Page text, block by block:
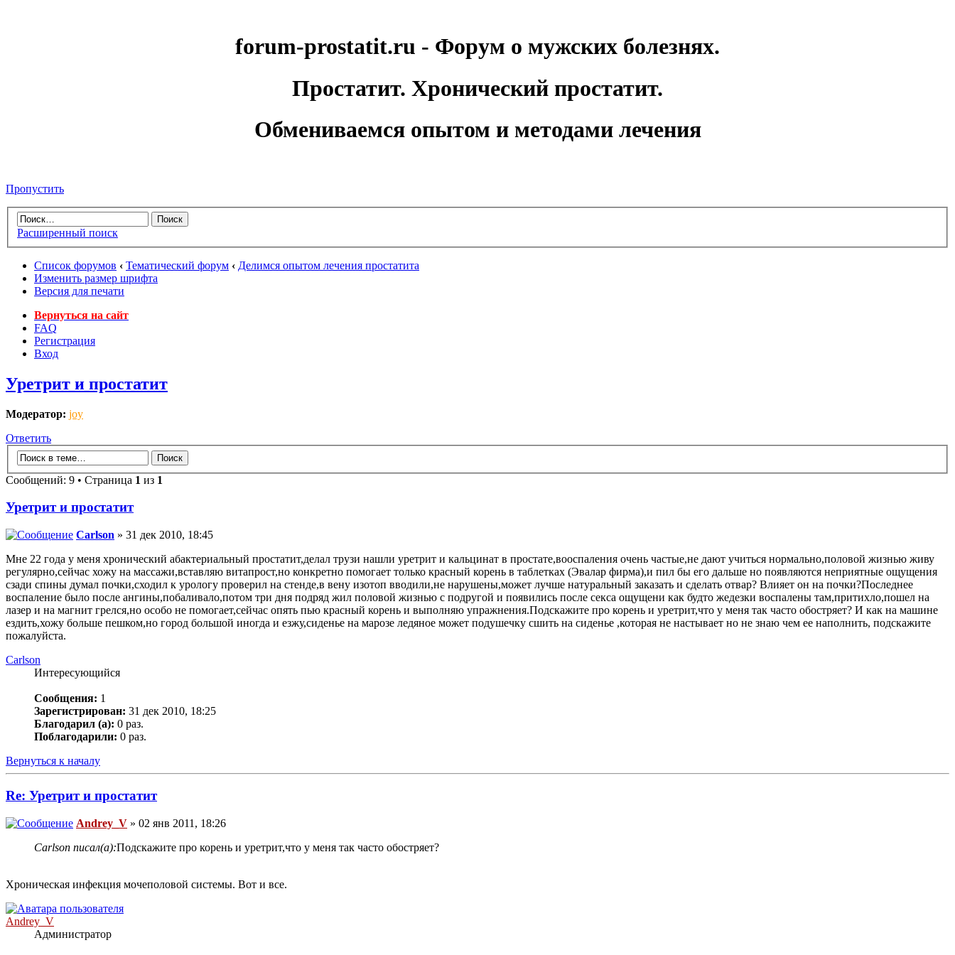
forum-prostatit.ru - Форум о мужских болезнях.
Простатит. Хронический простатит.
Обмениваемся опытом и методами лечения
Пропустить
Расширенный поиск
Список форумов ‹ Тематический форум ‹ Делимся опытом лечения простатита
Изменить размер шрифта
Версия для печати
Вернуться на сайт
FAQ
Регистрация
Вход
Уретрит и простатит
Модератор: joy
Ответить
Сообщений: 9 • Страница 1 из 1
Уретрит и простатит
Carlson » 31 дек 2010, 18:45
Мне 22 года у меня хронический абактериальный простатит,делал трузи нашли уретрит и кальцинат в простате,вооспаления очень частые,не дают учиться нормально,половой жизнью живу
регулярно,сейчас хожу на массажи,вставляю витапрост,но конкретно помогает только красный корень в таблетках (Эвалар фирма),и пил бы его дальше но появляются неприятные ощущения
сзади спины думал почки,сходил к урологу проверил на стенде,в вену изотоп вводили,не нарушены,может лучше натуральный заказать и сделать отвар? Влияет он на почки?Последнее
воспаление было после ангины,побаливало,потом три дня подряд жил половой жизнью с подругой и появились после секса ощущени как будто жедезки воспалены там,притихло,пошел на
лазер и на магнит грелся,но особо не помогает,сейчас опять пью красный корень и выполняю упражнения.Подскажите про корень и уретрит,что у меня так часто обостряет? И как на машине
ездить,хожу больше пешком,но город большой иногда и езжу,сиденье на марозе ледяное может подушечку сшить на сиденье ,которая не настывает но не знаю чем ее наполнить, подскажите
пожалуйста.
Carlson
Интересующийся
Сообщения: 1
Зарегистрирован: 31 дек 2010, 18:25
Благодарил (а): 0 раз.
Поблагодарили: 0 раз.
Вернуться к началу
Re: Уретрит и простатит
Andrey_V » 02 янв 2011, 18:26
Carlson писал(а):Подскажите про корень и уретрит,что у меня так часто обостряет?
Хроническая инфекция мочеполовой системы. Вот и все.
Andrey_V
Администратор